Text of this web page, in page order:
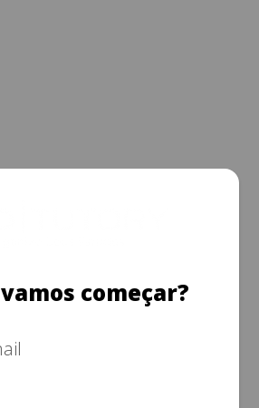
começar?